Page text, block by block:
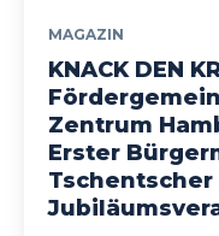
MAGAZIN
KNACK DEN
Zentrum
Erster